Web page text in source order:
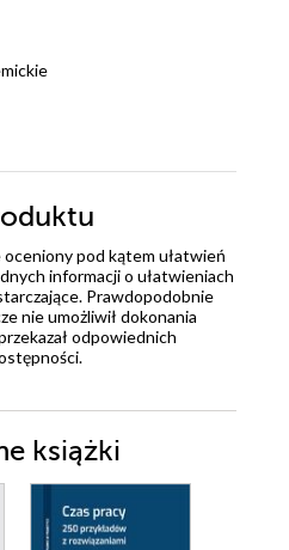
pod kątem ułatwień
informacji o ułatwieniach
Prawdopodobnie
nie umożliwił dokonania
odpowiednich
książki